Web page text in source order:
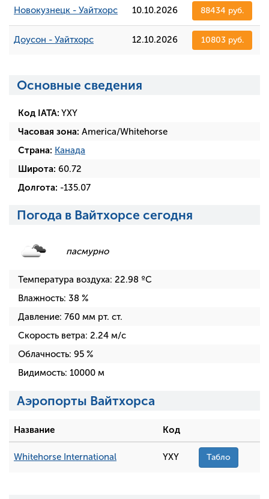
Новокузнецк - Уайтхорс 10.10.2026 88434 руб.
Доусон - Уайтхорс 12.10.2026 10803 руб.
Основные сведения
Код IATA: YXY
Часовая зона: America/Whitehorse
Страна: Канада
Широта: 60.72
Долгота: -135.07
Погода в Вайтхорсе сегодня
пасмурно
Температура воздуха: 22.98 ºC
Влажность: 38 %
Давление: 760 мм рт. ст.
Скорость ветра: 2.24 м/с
Облачность: 95 %
Видимость: 10000 м
Аэропорты Вайтхорса
Название Код
Whitehorse International YXY Табло